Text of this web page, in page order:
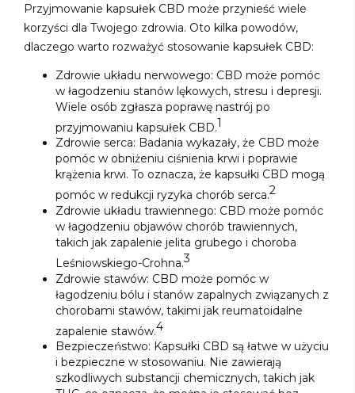
Przyjmowanie kapsułek CBD może przynieść wiele
korzyści dla Twojego zdrowia. Oto kilka powodów,
dlaczego warto rozważyć stosowanie kapsułek CBD:
Zdrowie układu nerwowego: CBD może pomóc
w łagodzeniu stanów lękowych, stresu i depresji.
Wiele osób zgłasza poprawę nastrój po
przyjmowaniu kapsułek CBD.1
Zdrowie serca: Badania wykazały, że CBD może
pomóc w obniżeniu ciśnienia krwi i poprawie
krążenia krwi. To oznacza, że kapsułki CBD mogą
pomóc w redukcji ryzyka chorób serca.2
Zdrowie układu trawiennego: CBD może pomóc
w łagodzeniu objawów chorób trawiennych,
takich jak zapalenie jelita grubego i choroba
Leśniowskiego-Crohna.3
Zdrowie stawów: CBD może pomóc w
łagodzeniu bólu i stanów zapalnych związanych z
chorobami stawów, takimi jak reumatoidalne
zapalenie stawów.4
Bezpieczeństwo: Kapsułki CBD są łatwe w użyciu
i bezpieczne w stosowaniu. Nie zawierają
szkodliwych substancji chemicznych, takich jak